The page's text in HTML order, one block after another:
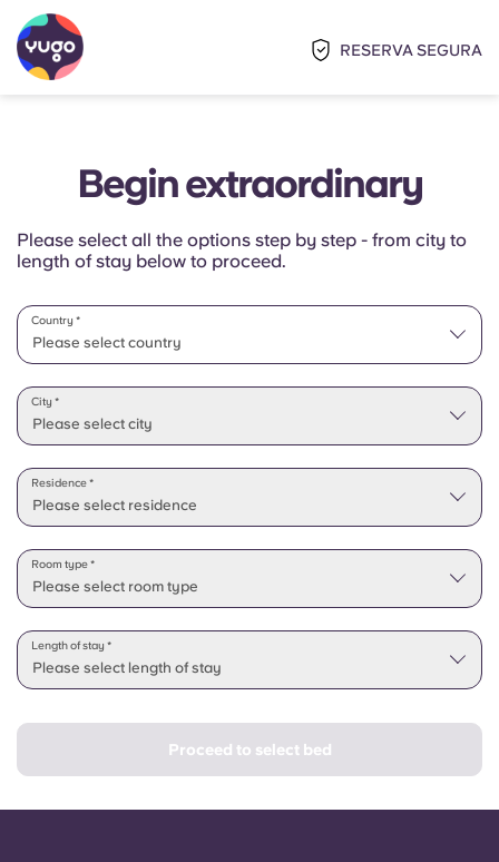
RESERVA SEGURA
Begin extraordinary
Please select all the options step by step - from city to
length of stay below to proceed.
Please select country
Country *
Please select state
Please select city
City *
Please select residence
Residence *
Please select room type
Room type *
Please select length of stay
Length of stay *
Proceed to select bed